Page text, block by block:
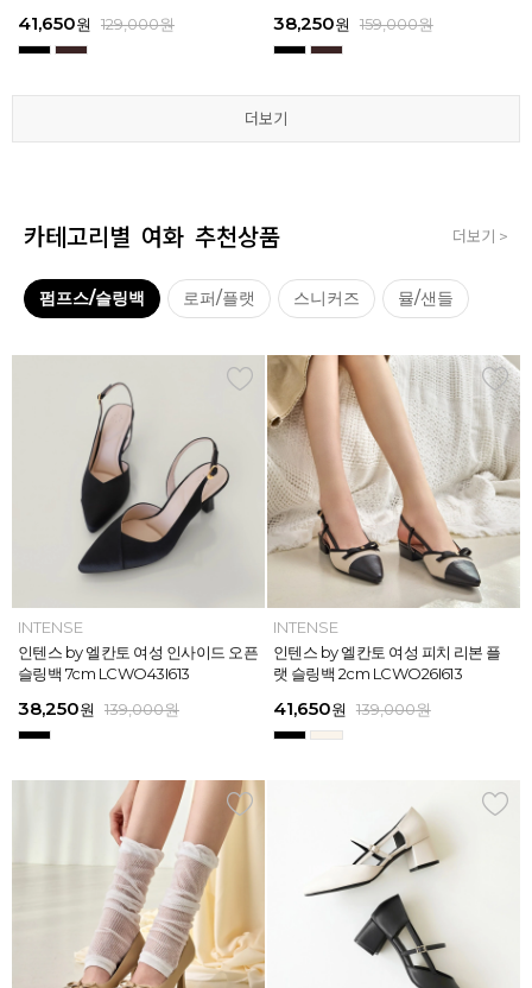
67,150원 179,000원 62,900원 179,000원
더보기
41,650원 129,000원 38,250원 159,000원
더보기
38,250원 129,000원 39,200원 159,000원
더보기
41,650원 129,000원 41,650원 129,000원
더보기
67,150원 179,000원 62,900원 179,000원
더보기
41,650원 129,000원 38,250원 159,000원
더보기
카테고리별 여화 추천상품 더보기 >
펌프스/슬링백 로퍼/플랫 스니커즈 뮬/샌들
INTENSE
인텐스 by 엘칸토 여성 위빙 스트랩
플랫 샌들 2.5cm LCWW05I626
45,900원 159,000원
MAZZ
마쯔 by 엘칸토 여성 와이드 위빙 크
로스 컴포트 뮬 3.5cm LCWW62M6
45,900원 159,000원
INTENSE
인텐스 by 엘칸토 여성 인사이드 오픈
슬링백 7cm LCWO43I613
38,250원 139,000원
INTENSE
인텐스 by 엘칸토 여성 피치 리본 플
랫 슬링백 2cm LCWO26I613
41,650원 139,000원
MAZZ
마쯔 by 엘칸토 여성 미니버클 캐주얼
로퍼 2.5cm LCWC02M613
28,720원 159,000원
INTENSE
인텐스 by 엘칸토 여성 피치 리본 더
블 스트랩 메리제인 2cm LCWD97I6
45,900원 159,000원
MAZZ
마쯔 by 엘칸토 여성 슈레이스 포인트
고프코어 스니커즈 3cm LCWS03M
31,920원 169,000원
MAZZ
마쯔 by 엘칸토 여성 별자수 어글리
스니커즈 3.5cm LCWS04M613
39,900원 169,000원
INTENSE
인텐스 by 엘칸토 여성 위빙 스트랩
플랫 샌들 2.5cm LCWW05I626
45,900원 159,000원
MAZZ
마쯔 by 엘칸토 여성 와이드 위빙 크
로스 컴포트 뮬 3.5cm LCWW62M6
45,900원 159,000원
INTENSE
인텐스 by 엘칸토 여성 인사이드 오픈
슬링백 7cm LCWO43I613
38,250원 139,000원
INTENSE
인텐스 by 엘칸토 여성 피치 리본 플
랫 슬링백 2cm LCWO26I613
41,650원 139,000원